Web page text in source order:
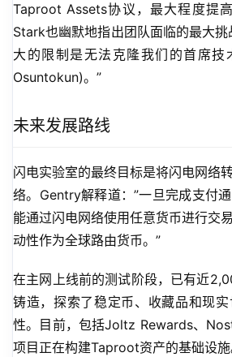
Taproot Assets协议，最大程度提
Stark也幽默地指出团队面临的最大挑
大的限制是无法克隆我们的首席技
Osuntokun)。”
未来发展路线
闪电实验室的最终目标是将闪电网络
络。Gentry解释道：”一旦完成支付
能通过闪电网络使用任意货币进行交
动性作为全球路由货币。”
在主网上线前的测试阶段，已有近
铸造，探索了稳定币、收藏品和现
性。目前，包括Joltz Rewards、
项目正在构建Taproot资产的基础设施